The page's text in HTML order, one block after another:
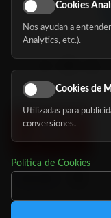
Síguenos
Cookies
Nos ayudan a
Analytics, etc.).
Cookies de
Utilizadas para
conversiones.
Política de Cookies